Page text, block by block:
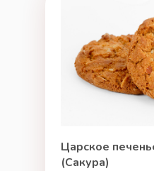
Царское
(Сакура)